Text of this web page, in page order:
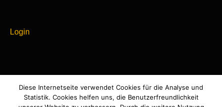
Login
Powered by
WordPress
Diese Internetseite verwendet Cookies für die Analyse und
Statistik. Cookies helfen uns, die Benutzerfreundlichkeit